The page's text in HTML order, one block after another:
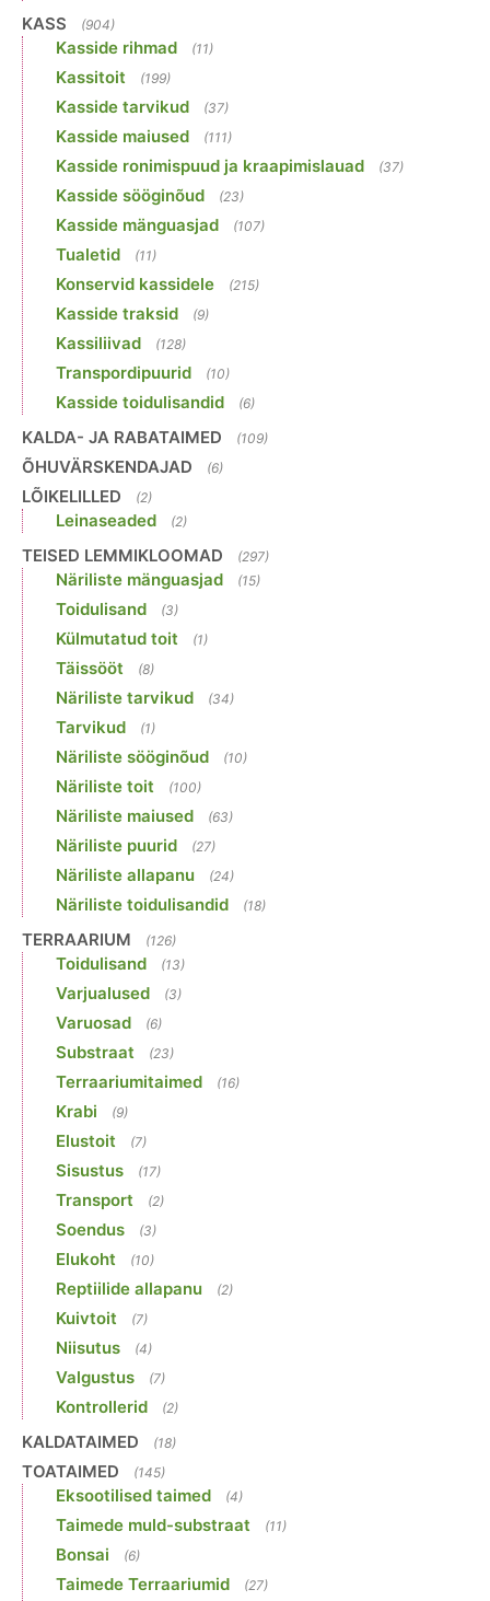
KASS (904)
Kasside rihmad (11)
Kassitoit (199)
Kasside tarvikud (37)
Kasside maiused (111)
Kasside ronimispuud ja kraapimislauad (37)
Kasside sööginõud (23)
Kasside mänguasjad (107)
Tualetid (11)
Konservid kassidele (215)
Kasside traksid (9)
Kassiliivad (128)
Transpordipuurid (10)
Kasside toidulisandid (6)
KALDA- JA RABATAIMED (109)
ÕHUVÄRSKENDAJAD (6)
LÕIKELILLED (2)
Leinaseaded (2)
TEISED LEMMIKLOOMAD (297)
Näriliste mänguasjad (15)
Toidulisand (3)
Külmutatud toit (1)
Täissööt (8)
Näriliste tarvikud (34)
Tarvikud (1)
Näriliste sööginõud (10)
Näriliste toit (100)
Näriliste maiused (63)
Näriliste puurid (27)
Näriliste allapanu (24)
Näriliste toidulisandid (18)
TERRAARIUM (126)
Toidulisand (13)
Varjualused (3)
Varuosad (6)
Substraat (23)
Terraariumitaimed (16)
Krabi (9)
Elustoit (7)
Sisustus (17)
Transport (2)
Soendus (3)
Elukoht (10)
Reptiilide allapanu (2)
Kuivtoit (7)
Niisutus (4)
Valgustus (7)
Kontrollerid (2)
KALDATAIMED (18)
TOATAIMED (145)
Eksootilised taimed (4)
Taimede muld-substraat (11)
Bonsai (6)
Taimede Terraariumid (27)